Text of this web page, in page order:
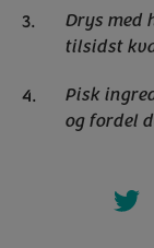
Drys med
tilsidst
Pisk
og fordel